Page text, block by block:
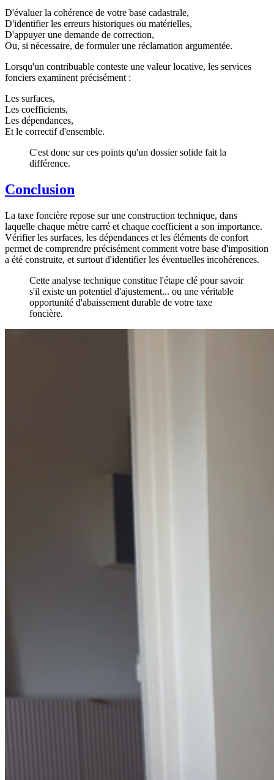
D'évaluer la cohérence de votre base cadastrale,
D'identifier les erreurs historiques ou matérielles,
D'appuyer une demande de correction,
Ou, si nécessaire, de formuler une réclamation argumentée.
Lorsqu'un contribuable conteste une valeur locative, les services
fonciers examinent précisément :
Les surfaces,
Les coefficients,
Les dépendances,
Et le correctif d'ensemble.
C'est donc sur ces points qu'un dossier solide fait la
différence.
Conclusion
La taxe foncière repose sur une construction technique, dans
laquelle chaque mètre carré et chaque coefficient a son importance.
Vérifier les surfaces, les dépendances et les éléments de confort
permet de comprendre précisément comment votre base d'imposition
a été construite, et surtout d'identifier les éventuelles incohérences.
Cette analyse technique constitue l'étape clé pour savoir
s'il existe un potentiel d'ajustement... ou une véritable
opportunité d'abaissement durable de votre taxe
foncière.